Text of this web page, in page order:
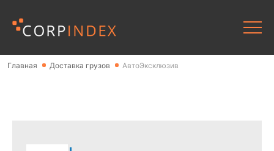
Главная Доставка грузов АвтоЭксклюзив